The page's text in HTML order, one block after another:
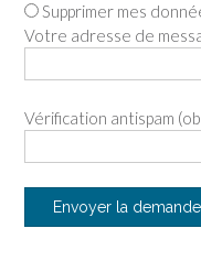
Supprimer mes
Votre adresse de
Vérification antispam